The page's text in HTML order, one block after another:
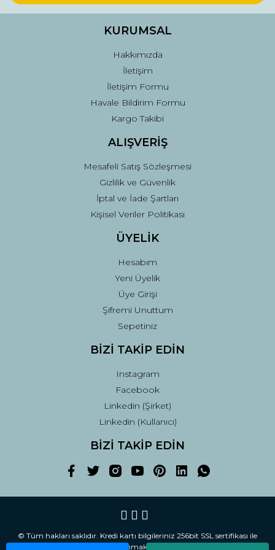
Ürün fiyatı diğer sitelerden daha pahalı.
Gönder
KURUMSAL
Hakkımızda
İletişim
İletişim Formu
Havale Bildirim Formu
Kargo Takibi
ALIŞVERİŞ
Mesafeli Satış Sözleşmesi
Gizlilik ve Güvenlik
İptal ve İade Şartları
Kişisel Veriler Politikası
ÜYELİK
Hesabım
Yeni Üyelik
Üye Girişi
Şifremi Unuttum
Sepetiniz
BİZİ TAKİP EDİN
Instagram
Facebook
Linkedin (Şirket)
Linkedin (Kullanıcı)
BİZİ TAKİP EDİN
© Tüm hakları saklıdır. Kredi kartı bilgileriniz 256bit SSL sertifikası ile
korunmaktadır.